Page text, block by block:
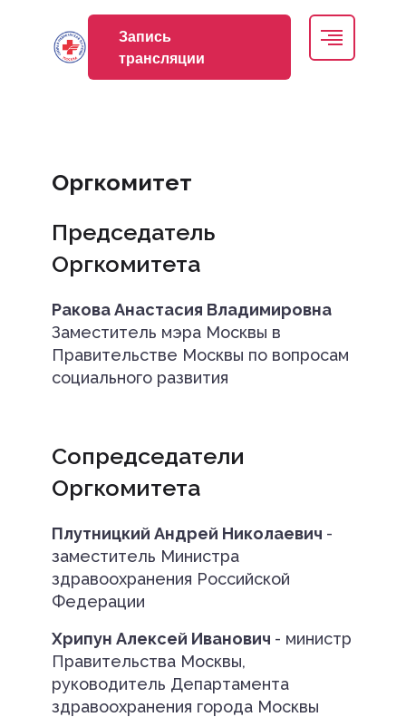
Запись
трансляции
Оргкомитет
Председатель
Оргкомитета
Ракова Анастасия Владимировна
Заместитель мэра Москвы в
Правительстве Москвы по вопросам
социального развития
Сопредседатели
Оргкомитета
Плутницкий Андрей Николаевич -
заместитель Министра
здравоохранения Российской
Федерации
Хрипун Алексей Иванович - министр
Правительства Москвы,
руководитель Департамента
здравоохранения города Москвы